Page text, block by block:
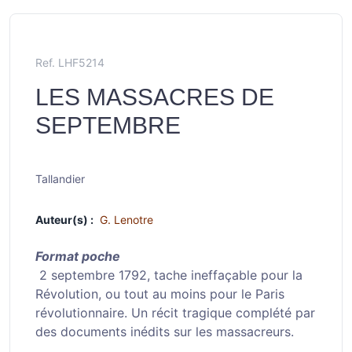
Ref. LHF5214
LES MASSACRES DE
SEPTEMBRE
Tallandier
Auteur(s) : G. Lenotre
Format poche
2 septembre 1792, tache ineffaçable pour la
Révolution, ou tout au moins pour le Paris
révolutionnaire. Un récit tragique complété par
des documents inédits sur les massacreurs.